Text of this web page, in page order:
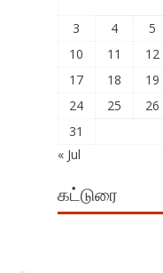
3
4 5
10
11 12
17
18 19
24
25 26
31
« Jul
கட்டுரை